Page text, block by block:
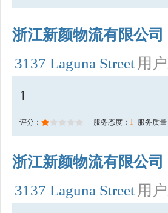
浙江新颜物流有限公司
3137 Laguna Street 用
1
评分： 服务态度： 1 服务质量
浙江新颜物流有限公司
3137 Laguna Street 用